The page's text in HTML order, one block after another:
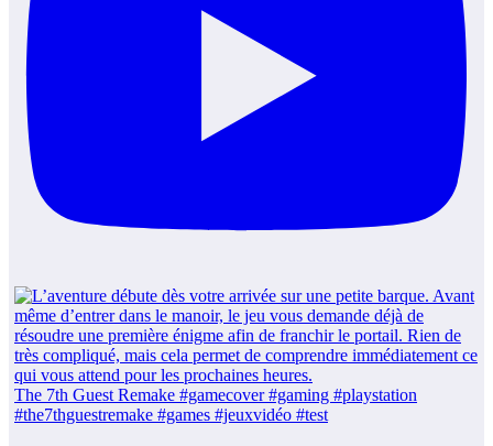
The 7th Guest Remake #gamecover #gaming #playstation
#the7thguestremake #games #jeuxvidéo #test